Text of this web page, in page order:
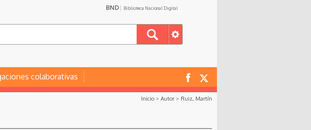
BND Biblioteca Nacional Digital
colaborativas
Inicio> Autor> Ruiz, Martín